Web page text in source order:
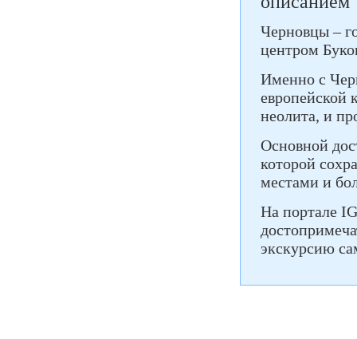
Черновцы –
центром
Именно с
европейской
неолита, и
Основной
которой
местами и
На портале
экскурсию